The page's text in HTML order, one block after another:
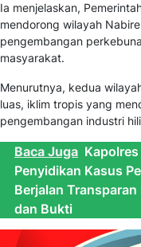
Ia menjelaskan,
mendorong wilayah
pengembangan
masyarakat.
Menurutnya, kedua
luas, iklim tropis yang
pengembangan industri
Baca Juga
Penyidikan Kasus
Berjalan
dan Bukti